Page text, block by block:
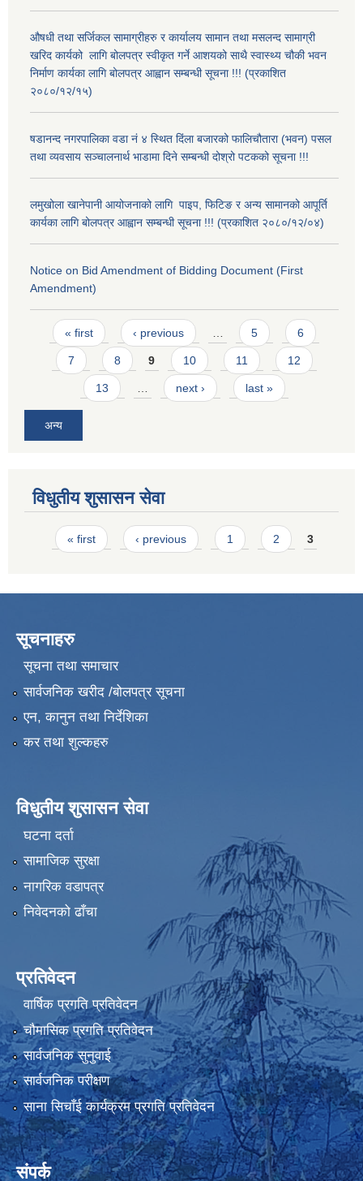
औषधी तथा सर्जिकल सामाग्रीहरु र कार्यालय सामान तथा मसलन्द सामाग्री
खरिद कार्यको लागि बोलपत्र स्वीकृत गर्ने आशयको साथै स्वास्थ्य चौकी भवन
निर्माण कार्यका लागि बोलपत्र आह्वान सम्बन्धी सूचना !!! (प्रकाशित
२०८०/१२/१५)
षडानन्द नगरपालिका वडा नं ४ स्थित दिंला बजारको फालिचौतारा (भवन) पसल
तथा व्यवसाय सञ्चालनार्थ भाडामा दिने सम्बन्धी दोश्रो पटकको सूचना !!!
लमुखोला खानेपानी आयोजनाको लागि पाइप, फिटिङ र अन्य सामानको आपूर्ति
कार्यका लागि बोलपत्र आह्वान सम्बन्धी सूचना !!! (प्रकाशित २०८०/१२/०४)
Notice on Bid Amendment of Bidding Document (First
Amendment)
Pages
« first ‹ previous 5 6
7 8 9 10 11 12
13 next › last »
अन्य
विधुतीय शुसासन सेवा
Pages
« first ‹ previous 1 2 3
सूचनाहरु
सूचना तथा समाचार
सार्वजनिक खरीद /बोलपत्र सूचना
एन, कानुन तथा निर्देशिका
कर तथा शुल्कहरु
विधुतीय शुसासन सेवा
घटना दर्ता
सामाजिक सुरक्षा
नागरिक वडापत्र
निवेदनको ढाँचा
प्रतिवेदन
वार्षिक प्रगति प्रतिवेदन
चौमासिक प्रगति प्रतिवेदन
सार्वजनिक सुनुवाई
सार्वजनिक परीक्षण
साना सिचाँई कार्यक्रम प्रगति प्रतिवेदन
संपर्क